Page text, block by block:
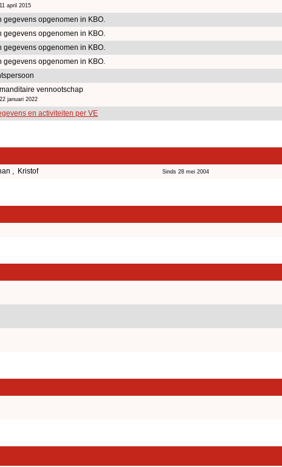
april 2015
gegevens opgenomen in KBO.
gegevens opgenomen in KBO.
gegevens opgenomen in KBO.
gegevens opgenomen in KBO.
vennootschap
januari 2022
en activiteiten per VE
, Kristof Sinds 28 mei 2004